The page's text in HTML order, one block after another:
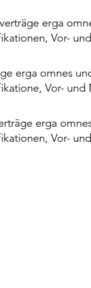
erga
Vor-
erga omnes
Vor- und
erga
Vor-